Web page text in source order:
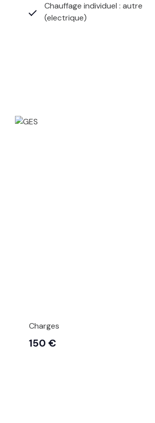
Chauffage individuel : autre
(electrique)
Charges
150 €